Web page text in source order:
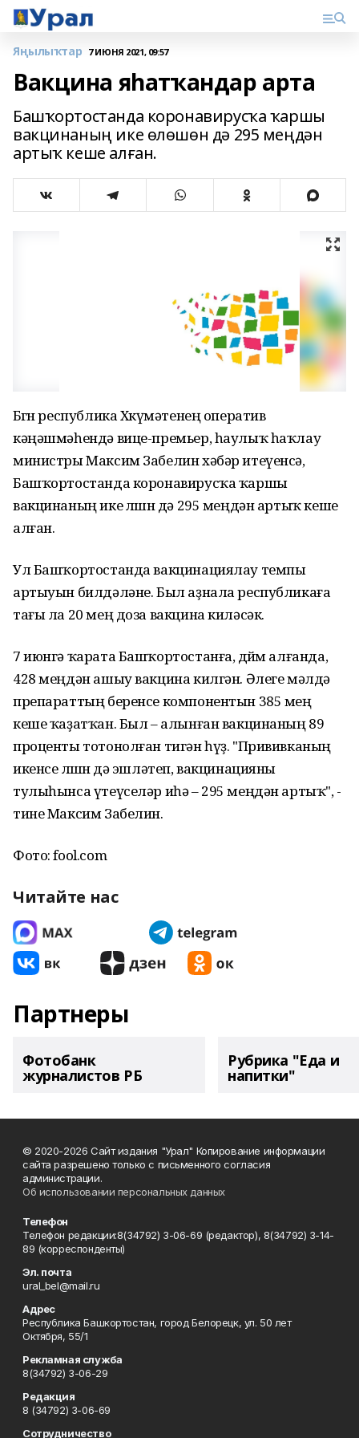
Яңылыҡтар 7 ИЮНЯ 2021, 09:57
Вакцина яһатҡандар арта
Башҡортостанда коронавирусҡа ҡаршы
вакцинаның ике өлөшөн дә 295 меңдән
артыҡ кеше алған.
Бөгөн республика Хөкүмәтенең оператив
кәңәшмәһендә вице-премьер, һаулыҡ һаҡлау
министры Максим Забелин хәбәр итеүенсә,
Башҡортостанда коронавирусҡа ҡаршы
вакцинаның ике өлөшөн дә 295 меңдән артыҡ кеше
алған.
Ул Башҡортостанда вакцинациялау темпы
артыуын билдәләне. Был аҙнала республикаға
тағы ла 20 мең доза вакцина киләсәк.
7 июнгә ҡарата Башҡортостанға, дөйөм алғанда,
428 меңдән ашыу вакцина килгән. Әлеге мәлдә
препараттың беренсе компонентын 385 мең
кеше ҡаҙатҡан. Был – алынған вакцинаның 89
проценты тотонолған тигән һүҙ. "Прививканың
икенсе өлөшөн дә эшләтеп, вакцинацияны
тулыһынса үтеүселәр иһә – 295 меңдән артыҡ", -
тине Максим Забелин.
Фото: fool.com
Читайте нас
Партнеры
Фотобанк
журналистов РБ
Рубрика "Еда и
напитки"
© 2020-2026 Сайт издания "Урал" Копирование информации
сайта разрешено только с письменного согласия
администрации.
Об использовании персональных данных
Телефон
Телефон редакции:8(34792) 3-06-69 (редактор), 8(34792) 3-14-
89 (корреспонденты)
Эл. почта
ural_bel@mail.ru
Адрес
Республика Башкортостан, город Белорецк, ул. 50 лет
Октября, 55/1
Рекламная служба
8(34792) 3-06-29
Редакция
8 (34792) 3-06-69
Сотрудничество